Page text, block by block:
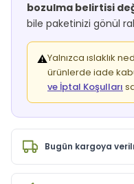
bozulma belirtisi
bile paketinizi gönül
⚠️Yalnızca ıslaklık
ürünlerde iade
ve İptal Koşulları
Bugün kargoya